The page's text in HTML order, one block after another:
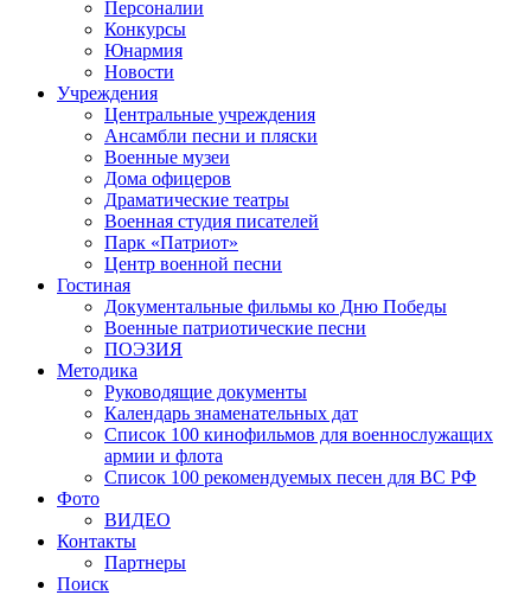
Персоналии
Конкурсы
Юнармия
Новости
Учреждения
Центральные учреждения
Ансамбли песни и пляски
Военные музеи
Дома офицеров
Драматические театры
Военная студия писателей
Парк «Патриот»
Центр военной песни
Гостиная
Документальные фильмы ко Дню Победы
Военные патриотические песни
ПОЭЗИЯ
Методика
Руководящие документы
Календарь знаменательных дат
Список 100 кинофильмов для военнослужащих
армии и флота
Список 100 рекомендуемых песен для ВС РФ
Фото
ВИДЕО
Контакты
Партнеры
Поиск